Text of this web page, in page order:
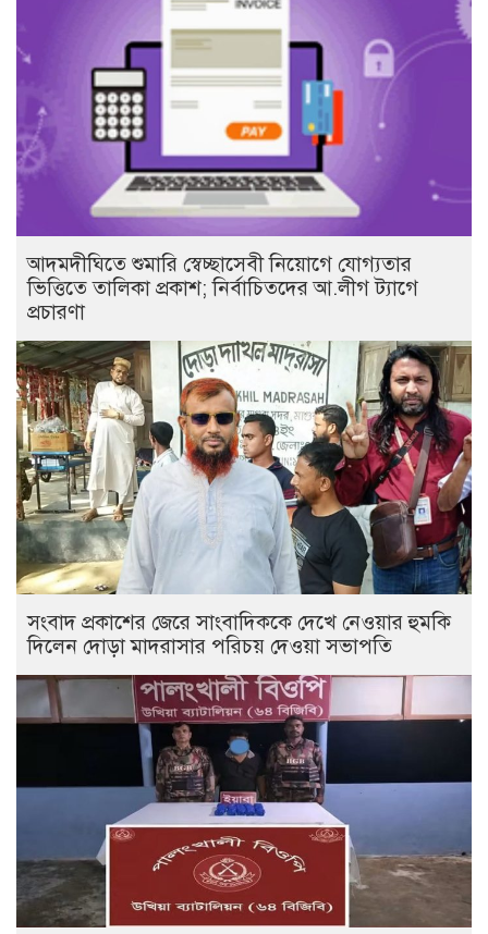
আদমদীঘিতে শুমারি স্বেচ্ছাসেবী নিয়োগে যোগ্যতার
ভিত্তিতে তালিকা প্রকাশ; নির্বাচিতদের আ.লীগ ট্যাগে
প্রচারণা
সংবাদ প্রকাশের জেরে সাংবাদিককে দেখে নেওয়ার হুমকি
দিলেন দোড়া মাদরাসার পরিচয় দেওয়া সভাপতি